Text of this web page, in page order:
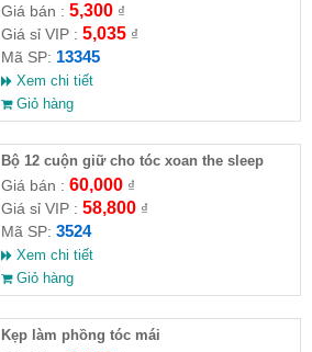
Giá bán : 5,300₫
Giá sỉ VIP : 5,035₫
Mã SP: 13345
Xem chi tiết
Giỏ hàng
Bộ 12 cuộn giữ cho tóc xoan the sleep
Giá bán : 60,000₫
Giá sỉ VIP : 58,800₫
Mã SP: 3524
Xem chi tiết
Giỏ hàng
Kẹp làm phồng tóc mái